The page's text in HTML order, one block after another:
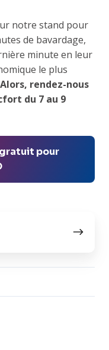
notre stand pour
de bavardage,
minute en leur
le plus
Alors, rendez-nous
du 7 au 9
pour